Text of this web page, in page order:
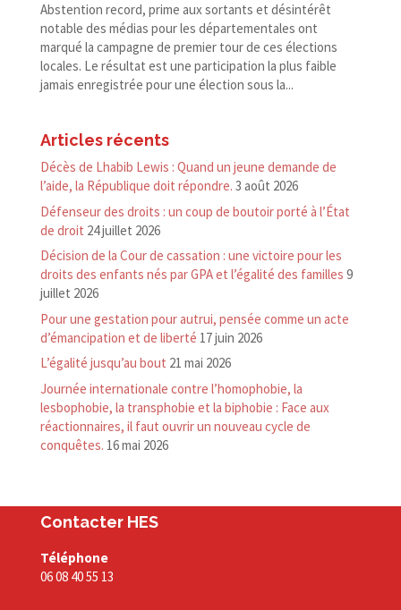
Abstention record, prime aux sortants et désintérêt
notable des médias pour les départementales ont
marqué la campagne de premier tour de ces élections
locales. Le résultat est une participation la plus faible
jamais enregistrée pour une élection sous la...
Articles récents
Décès de Lhabib Lewis : Quand un jeune demande de
l’aide, la République doit répondre. 3 août 2026
Défenseur des droits : un coup de boutoir porté à l’État
de droit 24 juillet 2026
Décision de la Cour de cassation : une victoire pour les
droits des enfants nés par GPA et l’égalité des familles 9
juillet 2026
Pour une gestation pour autrui, pensée comme un acte
d’émancipation et de liberté 17 juin 2026
L’égalité jusqu’au bout 21 mai 2026
Journée internationale contre l’homophobie, la
lesbophobie, la transphobie et la biphobie : Face aux
réactionnaires, il faut ouvrir un nouveau cycle de
conquêtes. 16 mai 2026
Contacter HES
Téléphone
06 08 40 55 13